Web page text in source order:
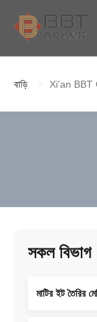
বাড়ি Xi'an BBT
সকল বিভাগ
মাটির ইট তৈরির